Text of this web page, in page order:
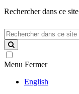
Rechercher dans ce site
Rechercher
dans
ce
site
Menu Fermer
English